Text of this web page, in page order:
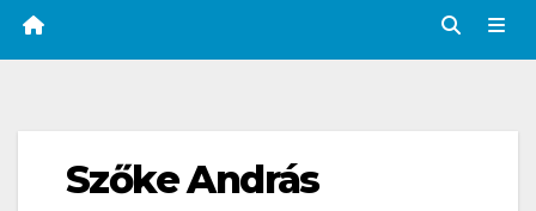
Szőke András